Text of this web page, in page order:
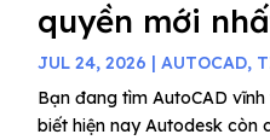
quyền mới
JUL 24, 2026 |AUTOCAD,
Bạn đang tìm AutoCAD
biết hiện nay Autodesk còn